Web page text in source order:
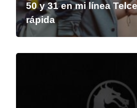
50 y 31 en mi línea
rápida